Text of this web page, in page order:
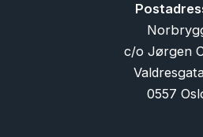
c/o Jørgen
0557